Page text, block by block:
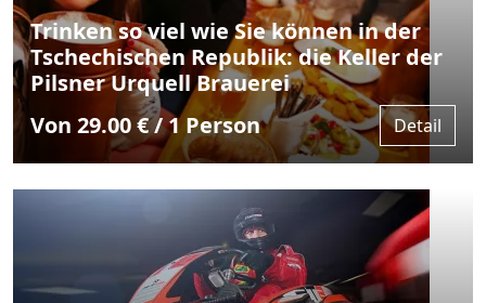
Trinken so viel wie Sie können in der
Tschechischen Republik: die Keller der
Pilsner Urquell Brauerei
Von 29.00 € / 1 Person
Detail